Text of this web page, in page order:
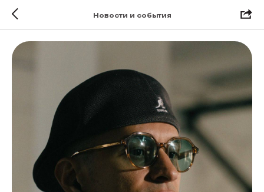
Новости и события